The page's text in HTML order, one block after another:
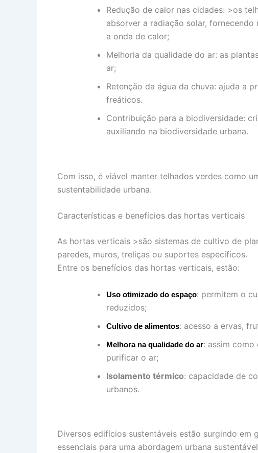
Redução de calor nas cidades: >os
absorver a radiação solar,
a onda de calor;
Melhoria da qualidade do ar: as
ar;
Retenção da água da chuva: ajuda a
freáticos.
Contribuição para a biodiversidade:
auxiliando na biodiversidade urbana.
Com isso, é viável manter telhados verdes como
sustentabilidade urbana.
Características e benefícios das hortas verticais
As hortas verticais >são sistemas de cultivo de
paredes, muros, treliças ou suportes específicos.
Entre os benefícios das hortas verticais, estão:
Uso otimizado do espaço: permitem o
reduzidos;
Cultivo de alimentos: acesso a ervas,
Melhora na qualidade do ar: assim
purificar o ar;
Isolamento térmico: capacidade de
urbanos.
Diversos edifícios sustentáveis estão surgindo em
essenciais para uma abordagem urbana